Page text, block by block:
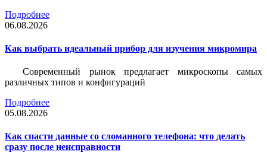
Подробнее
06.08.2026
Как выбрать идеальный прибор для изучения микромира
Современный рынок предлагает микроскопы самых
различных типов и конфигураций
Подробнее
05.08.2026
Как спасти данные со сломанного телефона: что делать
сразу после неисправности